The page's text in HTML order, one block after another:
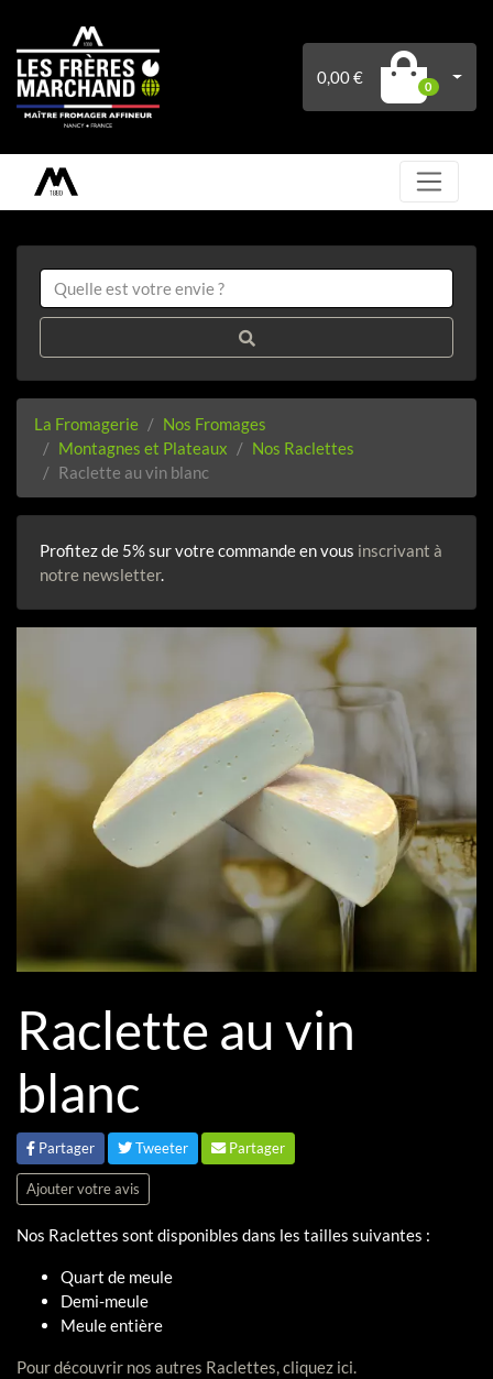
0,00 € 0
La Fromagerie
Nos Fromages
Montagnes et Plateaux
Nos Raclettes
Raclette au vin blanc
Profitez de 5% sur votre commande en vous inscrivant à
notre newsletter.
Raclette au vin
blanc
Partager Tweeter Partager
Ajouter votre avis
Nos Raclettes sont disponibles dans les tailles suivantes :
Quart de meule
Demi-meule
Meule entière
Pour découvrir nos autres Raclettes, cliquez ici.